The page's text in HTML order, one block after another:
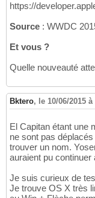
https://
Source : WWDC
Et vous ?
Quelle nouveauté
Bktero, le 10/06/2015
El Capitan étant une
ne sont pas
trouver un nom.
auraient pu continuer
Je suis curieux de
Je trouve OS X très